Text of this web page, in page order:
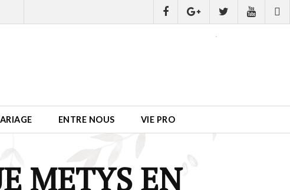
ENTRE NOUS VIE PRO
METYS EN